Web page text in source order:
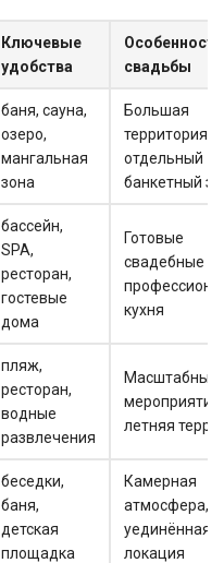
Ключевые
удобства
свадьбы
баня, сауна,
озеро,
мангальная
зона
Большая
территория,
отдельный
банкетный
бассейн,
SPA,
ресторан,
гостевые
дома
Готовые
свадебные
кухня
пляж,
ресторан,
водные
развлечения
Масштабные
мероприятия,
летняя
беседки,
баня,
детская
площадка
Камерная
атмосфера,
уединённая
локация